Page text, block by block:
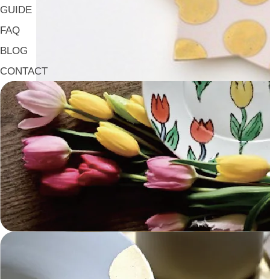
GUIDE
FAQ
BLOG
CONTACT